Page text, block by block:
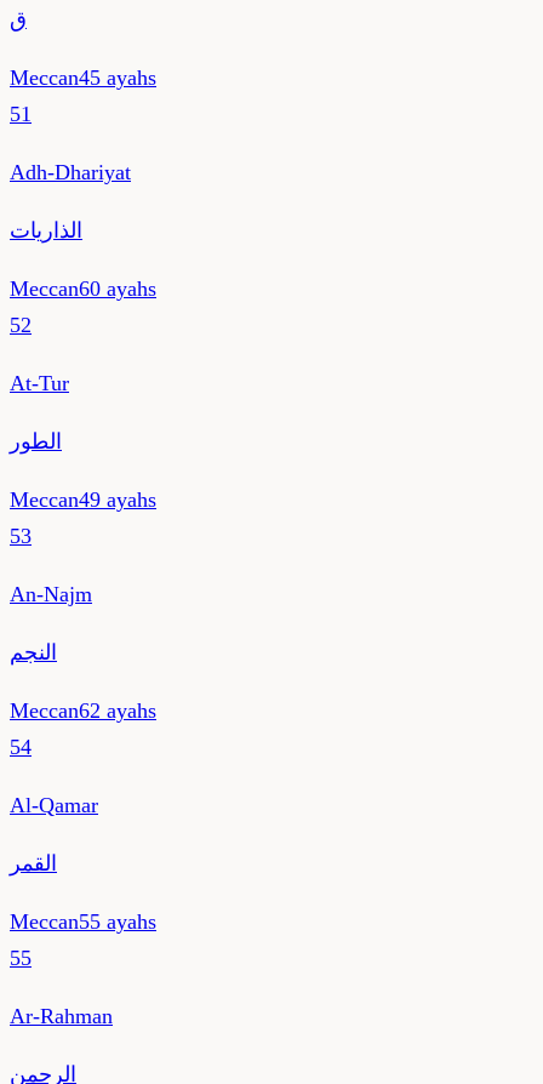
ق
Meccan45 ayahs
51
Adh-Dhariyat
الذاريات
Meccan60 ayahs
52
At-Tur
الطور
Meccan49 ayahs
53
An-Najm
النجم
Meccan62 ayahs
54
Al-Qamar
القمر
Meccan55 ayahs
55
Ar-Rahman
الرحمن